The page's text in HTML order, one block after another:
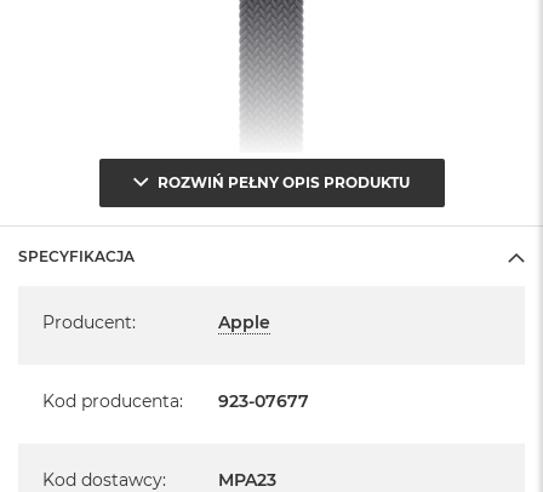
ROZWIŃ PEŁNY OPIS PRODUKTU
SPECYFIKACJA
Producent: Apple
Kod producenta: 923-07677
Kod dostawcy: MPA23